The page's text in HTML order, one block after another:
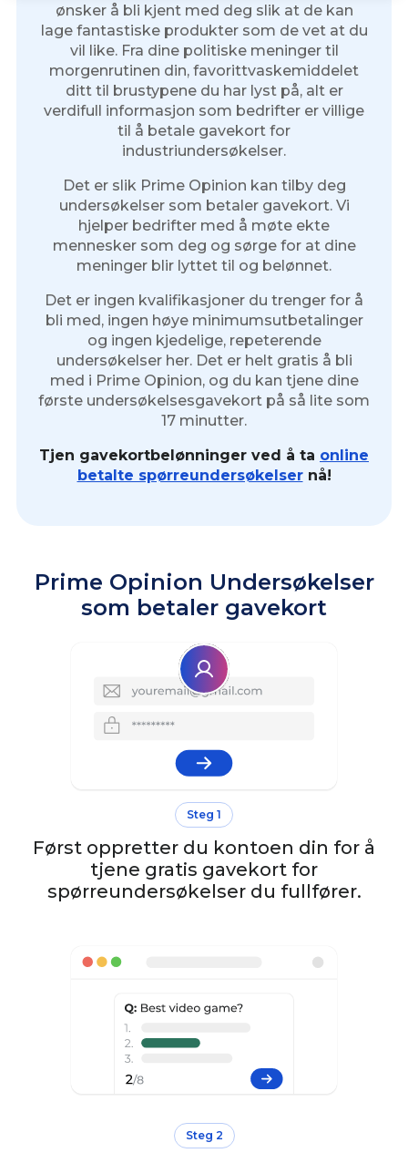
ønsker å bli kjent med deg slik at de kan
lage fantastiske produkter som de vet at du
vil like. Fra dine politiske meninger til
morgenrutinen din, favorittvaskemiddelet
ditt til brustypene du har lyst på, alt er
verdifull informasjon som bedrifter er villige
til å betale gavekort for
industriundersøkelser.
Det er slik Prime Opinion kan tilby deg
undersøkelser som betaler gavekort. Vi
hjelper bedrifter med å møte ekte
mennesker som deg og sørge for at dine
meninger blir lyttet til og belønnet.
Det er ingen kvalifikasjoner du trenger for å
bli med, ingen høye minimumsutbetalinger
og ingen kjedelige, repeterende
undersøkelser her. Det er helt gratis å bli
med i Prime Opinion, og du kan tjene dine
første undersøkelsesgavekort på så lite som
17 minutter.
Tjen gavekortbelønninger ved å ta online
betalte spørreundersøkelsernå!
Prime Opinion Undersøkelser
som betaler gavekort
Steg 1
Først oppretter du kontoen din for å
tjene gratis gavekort for
spørreundersøkelser du fullfører.
Steg 2